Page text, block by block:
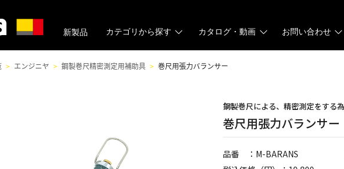
新製品 カテゴリから探す カタログ・動画 お問い合わせ
エンジニヤ 鋼製巻尺精密測定用補助具 巻尺用張力バランサー
鋼製巻尺による、精密測定をする
巻尺用張力バランサー
品番 ：M-BARANS